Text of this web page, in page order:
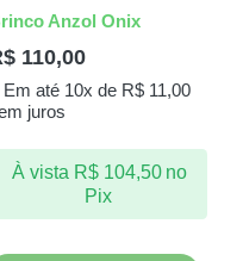
Anzol Onix
110,00
Em até 10x de R$11,00
juros
À vista R$104,50 no
Pix